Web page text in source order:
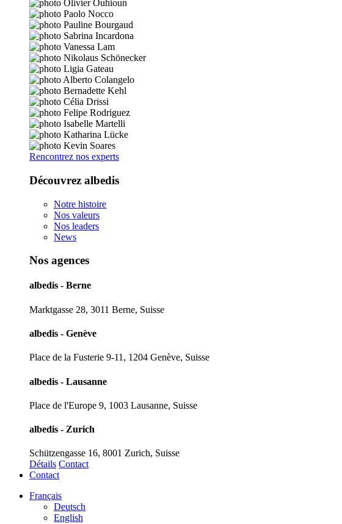
Rencontrez nos experts
Découvrez albedis
Notre histoire
Nos valeurs
Nos leaders
News
Nos agences
albedis - Berne
Marktgasse 28, 3011 Berne, Suisse
albedis - Genève
Place de la Fusterie 9-11, 1204 Genève, Suisse
albedis - Lausanne
Place de l'Europe 9, 1003 Lausanne, Suisse
albedis - Zurich
Schützengasse 16, 8001 Zurich, Suisse
Détails Contact
Contact
Français
Deutsch
English